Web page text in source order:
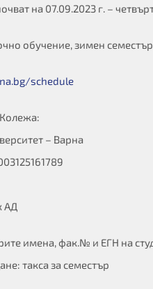
на 07.09.2023 г. –
обучение, зимен
schedule
– Варна
АД
имена, фак.№ и ЕГН на
такса за семестър